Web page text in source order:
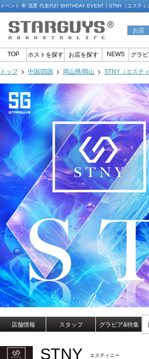
イベント 帝 流星 代表代行 BIRTHDAY EVENT┃STNY（エステ
お店
TOP ホストを探す お店を探す NEWS グラ
トップ 中国/四国 岡山県/岡山 STNY（エスティ
店舗情報 スタッフ グラビア&特集
STNY エスティニー